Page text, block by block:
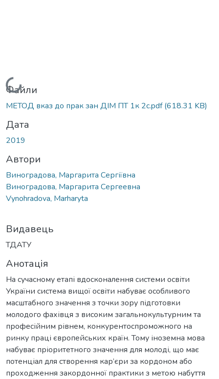
Вантажиться...
Файли
МЕТОД вказ до прак зан ДІМ ПТ 1к 2с.pdf(618.31 KB)
Дата
2019
Автори
Виноградова, Маргарита Сергіївна
Виноградова, Маргарита Сергеевна
Vynohradova, Marharyta
Видавець
ТДАТУ
Анотація
На сучасному етапі вдосконалення системи освіти
України система вищої освіти набуває особливого
масштабного значення з точки зору підготовки
молодого фахівця з високим загальнокультурним та
професійним рівнем, конкурентоспроможного на
ринку праці європейських країн. Тому іноземна мова
набуває пріоритетного значення для молоді, що має
потенціал для створення кар’єри за кордоном або
проходження закордонної практики з метою набуття